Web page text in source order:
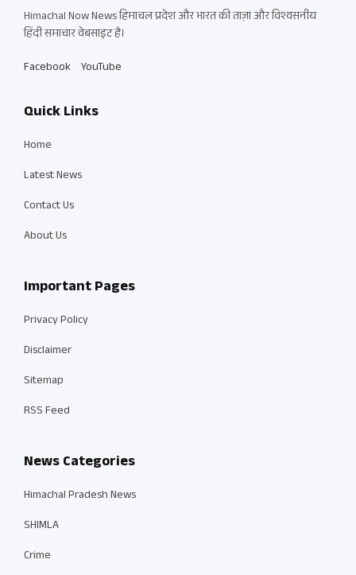
Himachal Now News हिमाचल प्रदेश और भारत की ताज़ा और विश्वसनीय
हिंदी समाचार वेबसाइट है।
Facebook YouTube
Quick Links
Home
Latest News
Contact Us
About Us
Important Pages
Privacy Policy
Disclaimer
Sitemap
RSS Feed
News Categories
Himachal Pradesh News
SHIMLA
Crime